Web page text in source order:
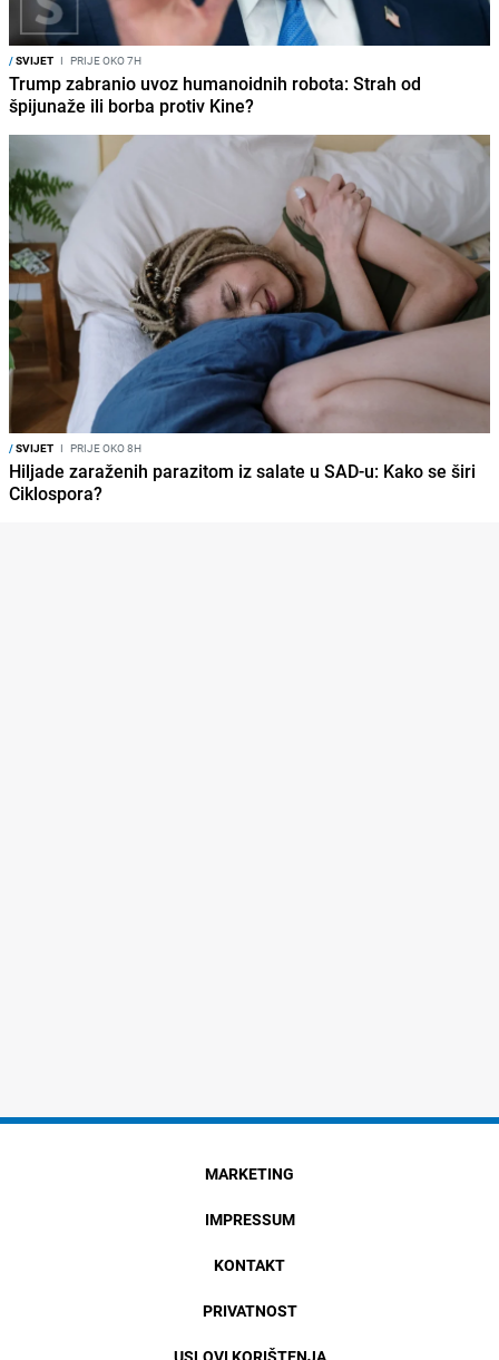
/SVIJET I PRIJE OKO 7H
Trump zabranio uvoz humanoidnih robota: Strah od
špijunaže ili borba protiv Kine?
/SVIJET I PRIJE OKO 8H
Hiljade zaraženih parazitom iz salate u SAD-u: Kako se širi
Ciklospora?
MARKETING
IMPRESSUM
KONTAKT
PRIVATNOST